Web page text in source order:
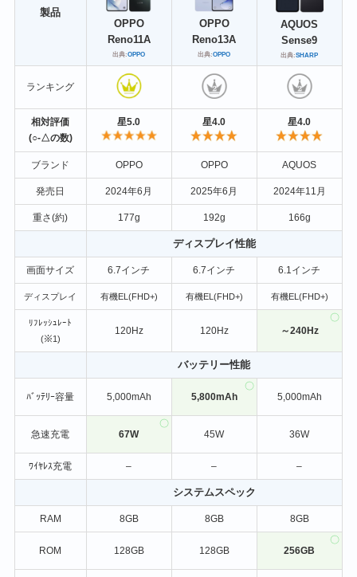
製品
OPPO
Reno11A
出典:OPPO
OPPO
Reno13A
出典:OPPO
AQUOS
Sense9
出典:SHARP
ランキング
相対評価
(○-△の数)
星5.0 星4.0 星4.0
ブランド OPPO OPPO AQUOS
発売日 2024年6月 2025年6月 2024年11月
重さ(約) 177g 192g 166g
ディスプレイ性能
画面サイズ 6.7インチ 6.7インチ 6.1インチ
ディスプレイ 有機EL(FHD+) 有機EL(FHD+) 有機EL(FHD+)
ﾘﾌﾚｯｼｭﾚｰﾄ
(※1)
120Hz 120Hz ～240Hz
バッテリー性能
ﾊﾞｯﾃﾘｰ容量 5,000mAh 5,800mAh 5,000mAh
急速充電 67W 45W 36W
ﾜｲﾔﾚｽ充電 – – –
システムスペック
RAM 8GB 8GB 8GB
ROM 128GB 128GB 256GB